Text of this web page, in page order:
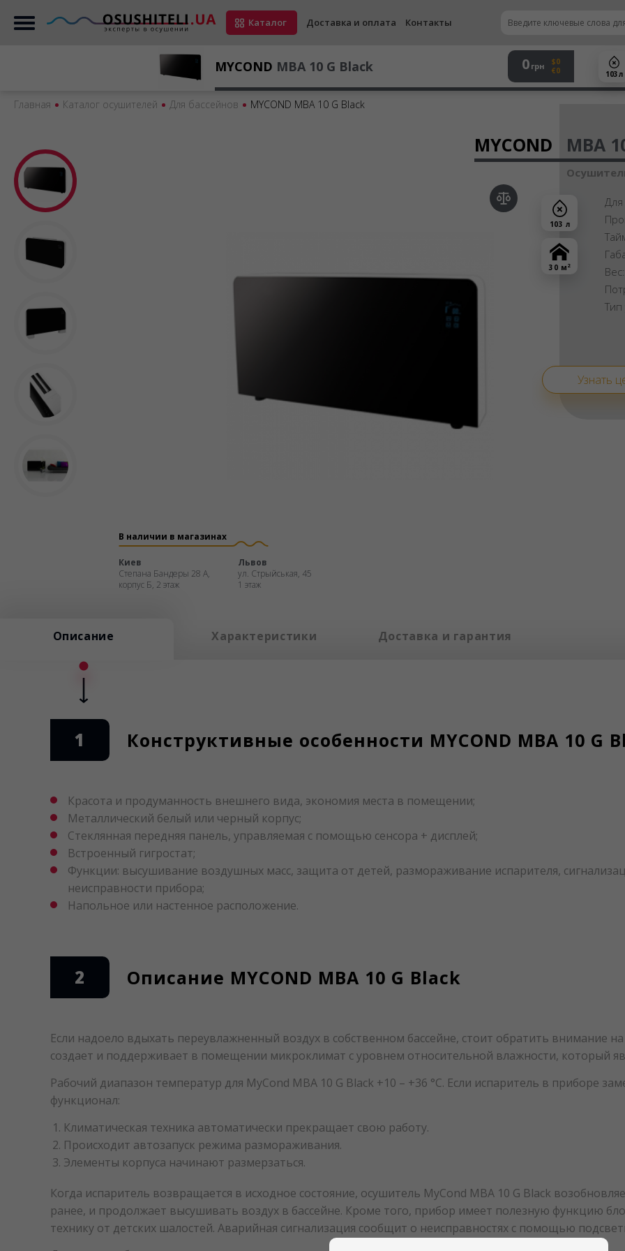
Каталог Доставка и оплата Контакты
Главная Каталог осушителей Для бассейнов MYCOND MBA 10 G Black
MYCOND MBA 10 G Black 0 грн
$0
€0
103 л
103 л
30 м 2
MYCOND MBA
Вес:
Тип
Узнать
В наличии в магазинах
Киев
Степана Бандеры 28 А,
корпус Б, 2 этаж
Львов
ул. Стрыйськая, 45
1 этаж
Описание Характеристики Доставка и гарантия
1 Конструктивные особенности MYCOND MBA 10 G
Красота и продуманность внешнего вида, экономия места в помещении;
Металлический белый или черный корпус;
Стеклянная передняя панель, управляемая с помощью сенсора + дисплей;
Встроенный гигростат;
Функции: высушивание воздушных масс, защита от детей, размораживание испарителя,
неисправности прибора;
Напольное или настенное расположение.
2 Описание MYCOND MBA 10 G Black
Если надоело вдыхать переувлажненный воздух в собственном бассейне, стоит обратить внимание
создает и поддерживает в помещении микроклимат с уровнем относительной влажности, который
Рабочий диапазон температур для MyCond MBA 10 G Black +10 – +36 °С. Если испаритель в приборе
функционал:
Климатическая техника автоматически прекращает свою работу.
Происходит автозапуск режима размораживания.
Элементы корпуса начинают размерзаться.
Когда испаритель возвращается в исходное состояние, осушитель MyCond MBA 10 G Black
ранее, и продолжает высушивать воздух в бассейне. Кроме того, прибор имеет полезную функцию
технику от детских шалостей. Аварийная сигнализация сообщит о неисправностях с помощью